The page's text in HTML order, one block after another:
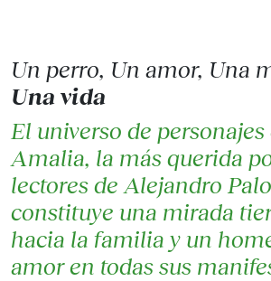
Un perro, Un amor, Una
Una vida
El universo de personajes
Amalia, la más querida
lectores de Alejandro
constituye una mirada
hacia la familia y un
amor en todas sus